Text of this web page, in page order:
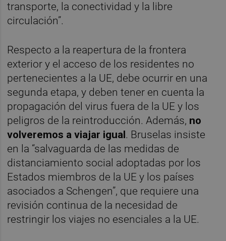
transporte, la conectividad y la libre
circulación”.
Respecto a la reapertura de la frontera
exterior y el acceso de los residentes no
pertenecientes a la UE, debe ocurrir en una
segunda etapa, y deben tener en cuenta la
propagación del virus fuera de la UE y los
peligros de la reintroducción. Además, no
volveremos a viajar igual. Bruselas insiste
en la “salvaguarda de las medidas de
distanciamiento social adoptadas por los
Estados miembros de la UE y los países
asociados a Schengen”, que requiere una
revisión continua de la necesidad de
restringir los viajes no esenciales a la UE.